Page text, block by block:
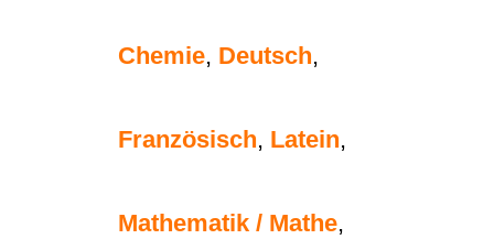
Chemie, Deutsch,
Französisch, Latein,
Mathematik / Mathe,